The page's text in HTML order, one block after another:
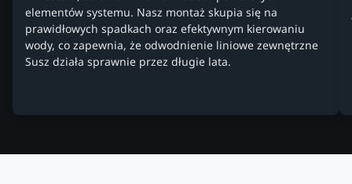
elementów systemu. Nasz montaż skupia się na
prawidłowych spadkach oraz efektywnym kierowaniu
wody, co zapewnia, że odwodnienie liniowe zewnętrzne
Susz działa sprawnie przez długie lata.